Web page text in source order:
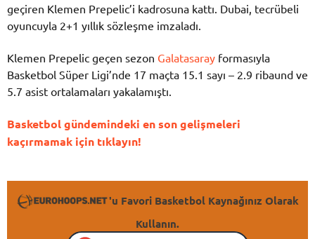
geçiren Klemen Prepelic’i kadrosuna kattı. Dubai, tecrübeli
oyuncuyla 2+1 yıllık sözleşme imzaladı.
Klemen Prepelic geçen sezon Galatasaray formasıyla
Basketbol Süper Ligi’nde 17 maçta 15.1 sayı – 2.9 ribaund ve
5.7 asist ortalamaları yakalamıştı.
Basketbol gündemindeki en son gelişmeleri
kaçırmamak için tıklayın!
'u Favori Basketbol Kaynağınız Olarak
Kullanın.